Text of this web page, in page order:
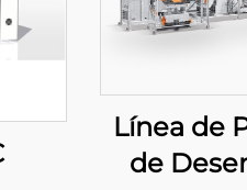
Línea de
de